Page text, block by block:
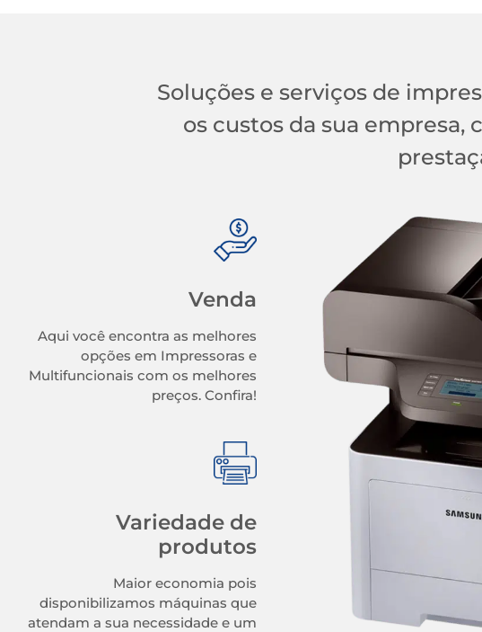
Soluções e serviços de
os custos da sua
Venda
Aqui você encontra as melhores
opções em Impressoras e
Multifuncionais com os melhores
preços. Confira!
Variedade de
produtos
Maior economia pois
disponibilizamos máquinas que
atendam a sua necessidade e um